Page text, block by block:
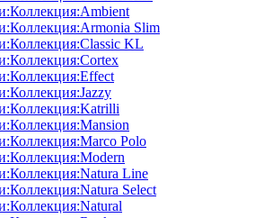
Slim
KL
Polo
Line
Select